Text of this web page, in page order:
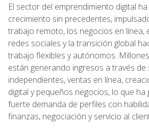
El sector del emprendimiento digital
crecimiento sin precedentes,
trabajo remoto, los negocios en línea,
redes sociales y la transición global
trabajo flexibles y autónomos.
están generando ingresos a través de
independientes, ventas en línea,
digital y pequeños negocios, lo que ha
fuerte demanda de perfiles con
finanzas, negociación y servicio al